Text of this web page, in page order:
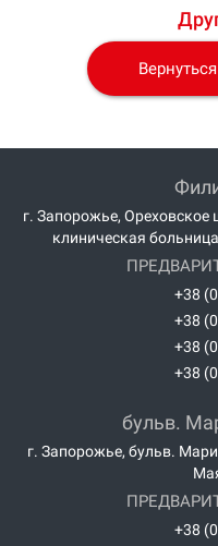
г. Запорожье, Ореховское
клиническая
+38
+38
+38
+38
бульв.
г. Запорожье, бульв.
+38